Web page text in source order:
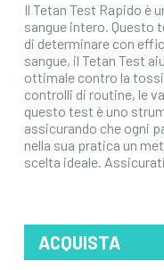
Il Tetan Test Rapido è
sangue intero.
di determinare con
sangue, il Tetan Test
ottimale contro la
controlli di routine, le
questo test è uno
assicurando che ogni
nella sua pratica un
scelta ideale.
ACQUISTA